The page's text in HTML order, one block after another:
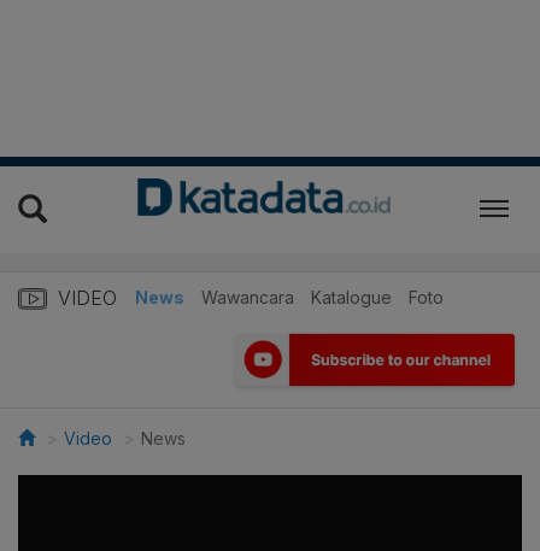
VIDEO News Wawancara Katalogue Foto
Video News